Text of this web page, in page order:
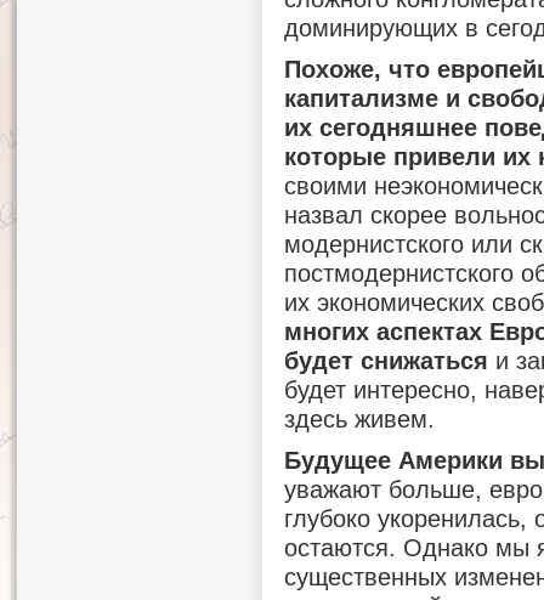
доминирующих в
Похоже, что
капитализме и
их сегодняшнее
которые привели
своими
назвал скорее
модернистского или
постмодернистского
их экономических
многих аспектах
будет снижаться и
будет интересно,
здесь живем.
Будущее Америки
уважают больше,
глубоко
остаются. Однако мы
существенных